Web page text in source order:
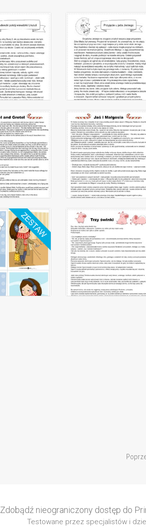
Zdobądź nieograniczony dostęp do
Testowane przez specjalistów i